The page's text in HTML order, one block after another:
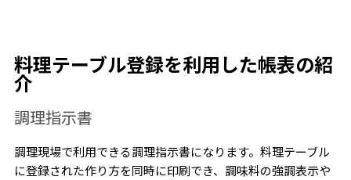
料理テーブル登録を利用した帳表の紹
介
調理指示書
調理現場で利用できる調理指示書になります。料理テーブル
に登録された作り方を同時に印刷でき、調味料の強調表示や